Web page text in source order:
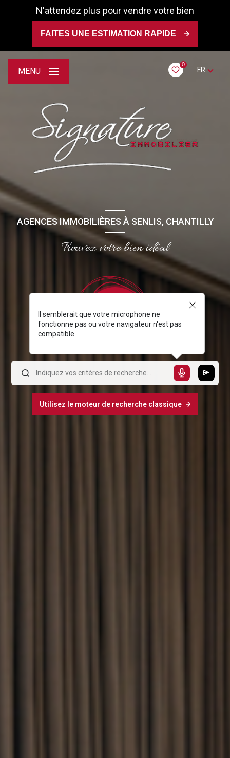
N'attendez plus pour vendre votre bien
FAITES UNE ESTIMATION RAPIDE
0
FR
MENU
AGENCES IMMOBILIÈRES À SENLIS, CHANTILLY
Trouvez votre bien idéal
Il semblerait que votre microphone ne
fonctionne pas ou votre navigateur n'est pas
compatible
Utilisez le moteur de recherche classique